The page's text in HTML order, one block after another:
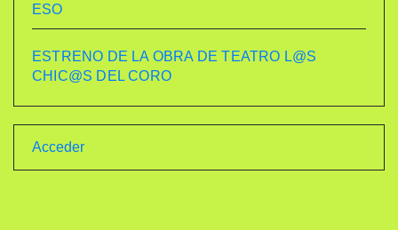
ESO
ESTRENO DE LA OBRA DE TEATRO L@S
CHIC@S DEL CORO
Acceder